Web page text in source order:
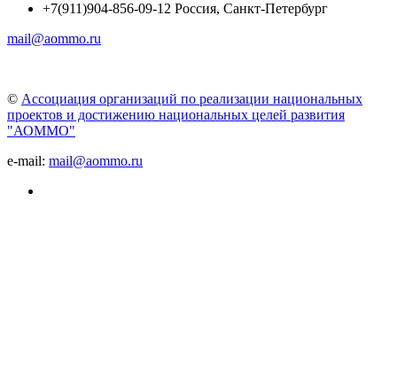
+7(911)904-856-09-12 Россия, Санкт-Петербург
mail@aommo.ru
© Ассоциация организаций по реализации национальных
проектов и достижению национальных целей развития
"АОММО"
e-mail: mail@aommo.ru